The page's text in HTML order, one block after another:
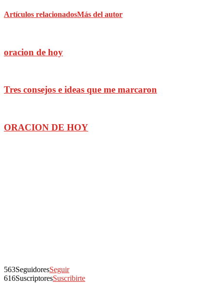
Artículos relacionadosMás del autor
oracion de hoy
Tres consejos e ideas que me marcaron
ORACION DE HOY
563SeguidoresSeguir
616SuscriptoresSuscribirte